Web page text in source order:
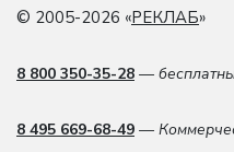
© 2005-2026 «РЕКЛАБ»
8 800 350-35-28 —
8 495 669-68-49 —